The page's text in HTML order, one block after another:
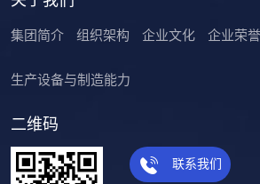
集团简介 组织架构 企业文化 企业荣誉
生产设备与制造能力
二维码
联系我们